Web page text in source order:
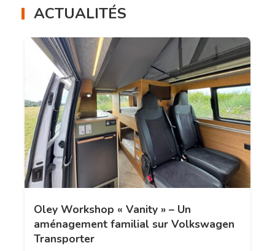
ACTUALITÉS
Oley Workshop « Vanity » – Un
aménagement familial sur Volkswagen
Transporter